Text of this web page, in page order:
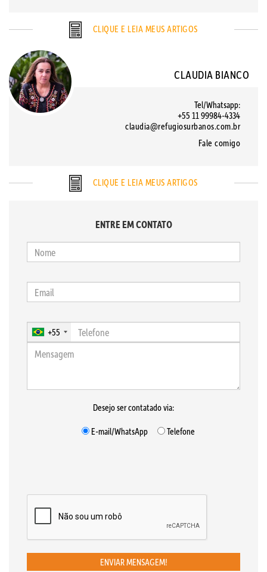
CLIQUE E LEIA MEUS ARTIGOS
CLAUDIA BIANCO
Tel/Whatsapp:
+55 11 99984-4334
claudia@refugiosurbanos.com.br
Fale comigo
CLIQUE E LEIA MEUS ARTIGOS
ENTRE EM CONTATO
+55
Desejo ser contatado via:
E-mail/WhatsApp
Telefone
ENVIAR MENSAGEM!